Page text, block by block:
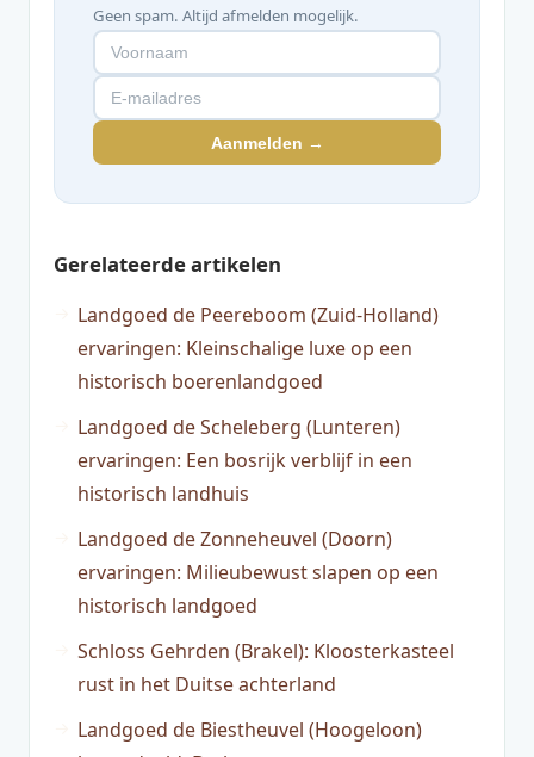
Geen spam. Altijd afmelden mogelijk.
Aanmelden →
Gerelateerde artikelen
Landgoed de Peereboom (Zuid-Holland)
ervaringen: Kleinschalige luxe op een
historisch boerenlandgoed
Landgoed de Scheleberg (Lunteren)
ervaringen: Een bosrijk verblijf in een
historisch landhuis
Landgoed de Zonneheuvel (Doorn)
ervaringen: Milieubewust slapen op een
historisch landgoed
Schloss Gehrden (Brakel): Kloosterkasteel
rust in het Duitse achterland
Landgoed de Biestheuvel (Hoogeloon)